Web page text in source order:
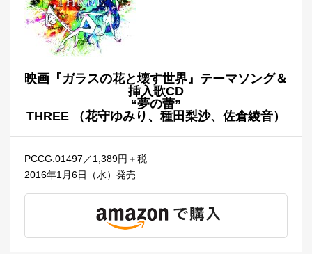
映画『ガラスの花と壊す世界』テーマソング＆
挿入歌CD
“夢の蕾”
THREE （花守ゆみり、種田梨沙、佐倉綾音）
PCCG.01497／1,389円＋税
2016年1月6日（水）発売